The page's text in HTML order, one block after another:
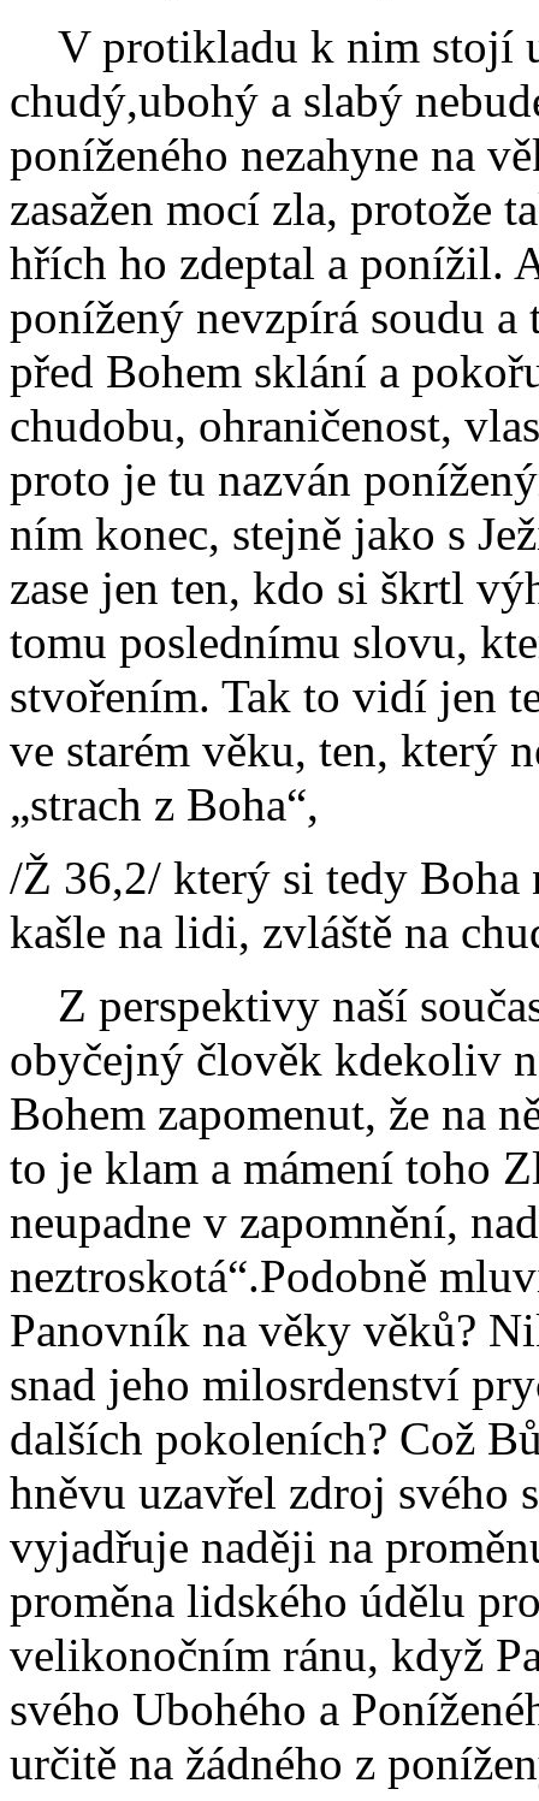
V protikladu k nim stojí
chudý,ubohý a slabý
poníženého nezahyne na
zasažen mocí zla, protože
hřích ho zdeptal a ponížil.
ponížený nevzpírá soudu a
před Bohem sklání a
chudobu, ohraničenost,
proto je tu nazván
ním konec, stejně jako s
zase jen ten, kdo si škrtl
tomu poslednímu slovu,
stvořením. Tak to vidí jen
ve starém věku, ten, který
„strach z Boha“,
/Ž 36,2/ který si tedy Boha
kašle na lidi, zvláště na
Z perspektivy naší
obyčejný člověk kdekoliv
Bohem zapomenut, že na
to je klam a mámení toho
neupadne v zapomnění,
neztroskotá“.Podobně
Panovník na věky věků?
snad jeho milosrdenství
dalších pokoleních? Což
hněvu uzavřel zdroj svého
vyjadřuje naději na
proměna lidského údělu
velikonočním ránu, když
svého Ubohého a
určitě na žádného z